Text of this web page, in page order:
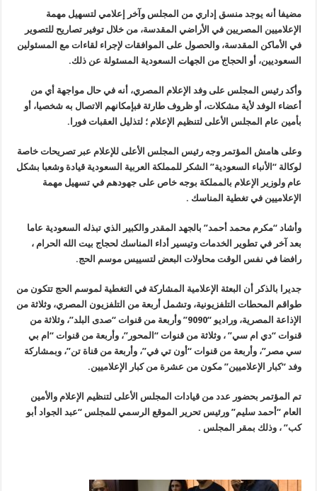
مضيفا أنه يوجد منسق إداري من المجلس وآخر إعلامي لتسهيل مهمة
الإعلاميين المصريين في الأراضي المقدسة، من خلال توفير تصاريح للتصوير
في الأماكن المقدسة، والحصول على الموافقات لإجراء لقاءات مع المسئولين
السعوديين، أو الحجاج من الجهات السعودية المسئولة عن ذلك.
وأكد رئيس المجلس على وفد الإعلام المصري، أنه في حال مواجهة أي من
أعضاء الوفد لأية مشكلات، أو ظروف طارئة فبإمكانهم الاتصال به شخصيا، أو
بأمين عام المجلس الأعلى لتنظيم الإعلام ؛ لتذليل العقبات فورا.
وعلى هامش المؤتمر وجه رئيس المجلس الأعلى للإعلام عبر تصريحات خاصة
لوكالة “الأنباء السعودية” الشكر للمملكة العربية السعودية قيادة وشعبا بشكل
عام ولوزير الإعلام بالمملكة بوجه خاص على جهودهم في تسهيل مهمة
الإعلاميين في تغطية المناسك .
وأشاد “مكرم محمد أحمد” بالجهد المقدر والكبير الذي تبذله السعودية عاما
بعد آخر في تطوير الخدمات وتيسير أداء المناسك لحجاج بيت الله الحرام ،
رافضا في نفس الوقت محاولات البعض لتسييس موسم الحج.
جديرا بالذكر أن البعثة الإعلامية المشاركة في التغطية لموسم الحج تتكون من
طواقم المحطات التلفزيونية، وتشمل أربعة من التلفزيون المصري، وثلاثة من
الإذاعة المصرية، وراديو “9090” وأربعة من قنوات “صدى البلد”، وثلاثة من
قنوات “دي ام سي” ، وثلاثة من قنوات “المحور”، وأربعة من قنوات “ام بي
سي مصر”، وأربعة من قنوات “أون تي في”، وأربعة من قناة تن”، وبمشاركة
وفد “كبار الإعلاميين” مكون من عشرة من كبار الإعلاميين.
تم المؤتمر بحضور عدد من قيادات المجلس الأعلى لتنظيم الإعلام والأمين
العام “أحمد سليم” ورئيس تحرير الموقع الرسمي للمجلس “عبد الجواد أبو
كب” ، وذلك بمقر المجلس .